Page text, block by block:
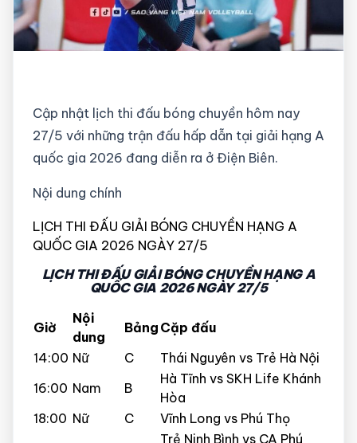
Cập nhật lịch thi đấu bóng chuyền hôm nay
27/5 với những trận đấu hấp dẫn tại giải hạng A
quốc gia 2026 đang diễn ra ở Điện Biên.
Nội dung chính
LỊCH THI ĐẤU GIẢI BÓNG CHUYỀN HẠNG A
QUỐC GIA 2026 NGÀY 27/5
LỊCH THI ĐẤU GIẢI BÓNG CHUYỀN HẠNG A
QUỐC GIA 2026 NGÀY 27/5
Giờ
Nội
dung
Bảng Cặp đấu
14:00 Nữ C
Thái Nguyên vs Trẻ Hà Nội
16:00 Nam B
Hà Tĩnh vs SKH Life Khánh
Hòa
18:00 Nữ C
Vĩnh Long vs Phú Thọ
Trẻ Ninh Bình vs CA Phú